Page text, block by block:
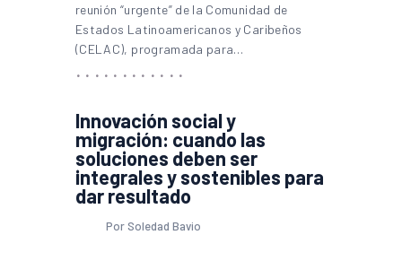
reunión “urgente” de la Comunidad de
Estados Latinoamericanos y Caribeños
(CELAC), programada para…
Innovación social y
migración: cuando las
soluciones deben ser
integrales y sostenibles para
dar resultado
Por Soledad Bavio